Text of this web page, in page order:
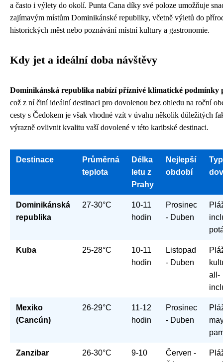
a často i výlety do okolí. Punta Cana díky své poloze umožňuje
zajímavým místům Dominikánské republiky, včetně výletů do
historických měst nebo poznávání místní kultury a gastronomie.
Kdy jet a ideální doba návštěvy
Dominikánská republika nabízí příznivé klimatické podmínky
což z ní činí ideální destinaci pro dovolenou bez ohledu na roční
cesty s Čedokem je však vhodné vzít v úvahu několik důležitých
výrazně ovlivnit kvalitu vaší dovolené v této karibské destinaci.
Destinace
Průměrná
teplota
Délka
letu z
Prahy
Nejlepší
období
Typ
Dominikánská
republika
27-30°C
10-11
hodin
Prosinec
- Duben
Kuba 25-28°C
10-11
hodin
Listopad
- Duben
all-
Mexiko
(Cancún)
26-29°C
11-12
hodin
Prosinec
- Duben
Zanzibar 26-30°C
9-10
Červen -